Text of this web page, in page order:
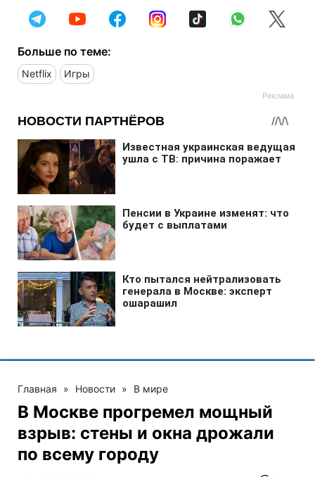
Больше по теме:
Netflix Игры
Главная » Новости » В мире
В Москве прогремел мощный
взрыв: стены и окна дрожали
по всему городу